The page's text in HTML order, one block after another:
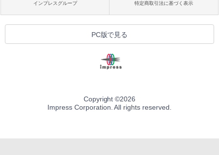
インプレスグループ 特定商取引法に基づく表示
PC版で見る
Copyright ©2026
Impress Corporation. All rights reserved.